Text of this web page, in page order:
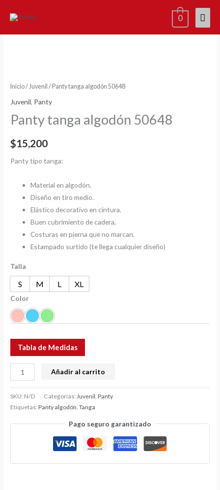
0
Inicio/Juvenil / Panty tanga algodón 50648
Juvenil, Panty
Panty tanga algodón 50648
$15,200
Panty tipo tanga:
Material en algodón.
Diseño en tiro medio.
Elástico decorativo en cintura.
Buen cubrimiento de cadera,
Costuras en pierna que no marcan.
Estampado surtido (te llega cualquier diseño)
Talla
S M L XL
Color
Tabla de Medidas
Panty
cantidad
Añadir al carrito
SKU: N/D Categorías:Juvenil,Panty
Etiquetas:Panty algodón,Tanga
Pago seguro garantizado